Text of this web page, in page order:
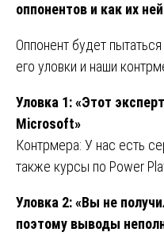
оппонентов и как их
Оппонент будет
его уловки и наши
Уловка 1: «Этот
Microsoft»
Контрмера: У нас есть
также курсы по Power
Уловка 2: «Вы не
поэтому выводы